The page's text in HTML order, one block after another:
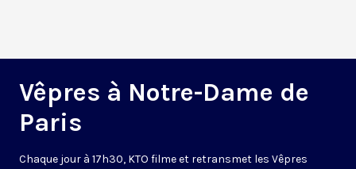
Vêpres à Notre-Dame de
Paris
Chaque jour à 17h30, KTO filme et retransmet les Vêpres